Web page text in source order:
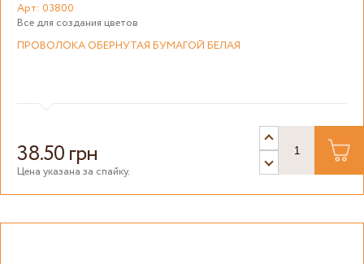
Арт: 03800
Все для создания цветов
ПРОВОЛОКА ОБЕРНУТАЯ БУМАГОЙ БЕЛАЯ
38.50 грн
Цена указана за спайку.